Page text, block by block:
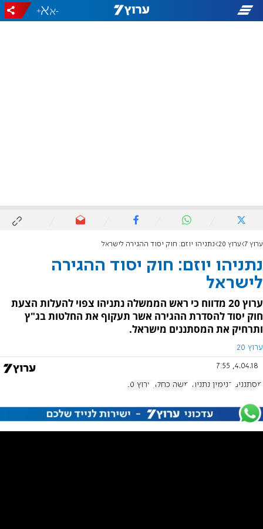
-
+
ערוץ 7 ערוץ 20 נתניהו יוזם: חוק יסוד ההגירה לישראל
נתניהו יוזם: חוק יסוד ההגירה
לישראל
ערוץ 20 מדווח כי ראש הממשלה נתניהו צפוי להעלות הצעת
חוק יסוד להסדרת ההגירה אשר תעקוף את החלטות בג"ץ
ותרחיק את המסתננים מישראל.
ערוץ 20
4.04.18, 7:55
מסתננים בנימין נתניהו משה כחלון ערוץ 20